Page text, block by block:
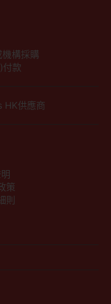
構採購
付款
HK供應商
策
則